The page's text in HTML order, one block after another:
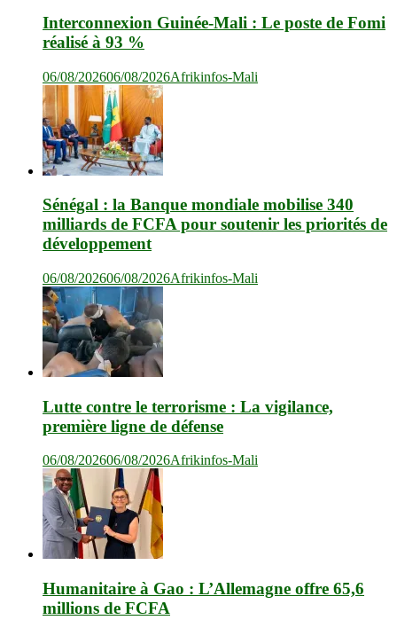
Interconnexion Guinée-Mali : Le poste de Fomi
réalisé à 93 %
06/08/202606/08/2026Afrikinfos-Mali
Sénégal : la Banque mondiale mobilise 340
milliards de FCFA pour soutenir les priorités de
développement
06/08/202606/08/2026Afrikinfos-Mali
Lutte contre le terrorisme : La vigilance,
première ligne de défense
06/08/202606/08/2026Afrikinfos-Mali
Humanitaire à Gao : L’Allemagne offre 65,6
millions de FCFA